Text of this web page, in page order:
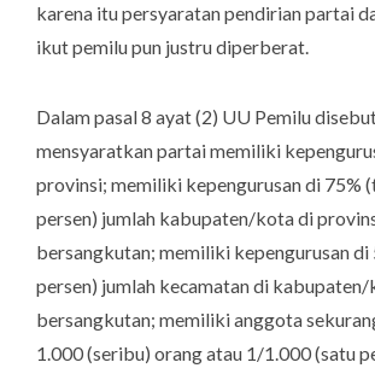
karena itu persyaratan pendirian partai
ikut pemilu pun justru diperberat.
Dalam pasal 8 ayat (2) UU Pemilu
mensyaratkan partai memiliki
provinsi; memiliki kepengurusan di 75%
persen) jumlah kabupaten/kota di
bersangkutan; memiliki kepengurusan di
persen) jumlah kecamatan di
bersangkutan; memiliki anggota
1.000 (seribu) orang atau 1/1.000 (satu